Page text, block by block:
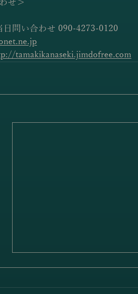
せ＞
問い合わせ 090-4273-0120
tamakikanaseki.jimdofree.com